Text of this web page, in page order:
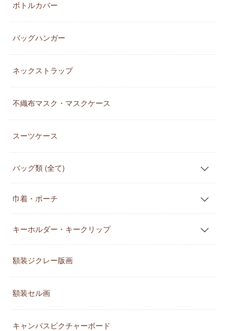
ボトルカバー
バッグハンガー
ネックストラップ
不織布マスク・マスクケース
スーツケース
バッグ類 (全て)
巾着・ポーチ
キーホルダー・キークリップ
額装ジクレー版画
額装セル画
キャンバスピクチャーボード